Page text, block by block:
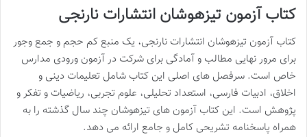
کتاب آزمون تیزهوشان انتشارات نارنجی
کتاب آزمون تیزهوشان انتشارات نارنجی، یک منبع کم حجم و جمع وجور
برای مرور نهایی مطالب و آمادگی برای شرکت در آزمون ورودی مدارس
خاص است. سرفصل های اصلی این کتاب شامل تعلیمات دینی و
اخلاق، ادبیات فارسی، استعداد تحلیلی، علوم تجربی، ریاضیات و تفکر و
پژوهش است. این کتاب آزمون های تیزهوشان چند سال گذشته را به
همراه پاسخنامه تشریحی کامل و جامع ارائه می دهد.